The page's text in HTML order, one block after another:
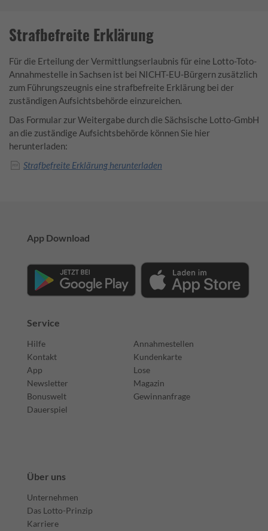
Strafbefreite Erklärung
Für die Erteilung der Vermittlungserlaubnis für eine Lotto-Toto-
Annahmestelle in Sachsen ist bei NICHT-EU-Bürgern zusätzlich
zum Führungszeugnis eine strafbefreite Erklärung bei der
zuständigen Aufsichtsbehörde einzureichen.
Das Formular zur Weitergabe durch die Sächsische Lotto-GmbH
an die zuständige Aufsichtsbehörde können Sie hier
herunterladen:
Strafbefreite Erklärung herunterladen
App Download
Service
Hilfe
Kontakt
App
Newsletter
Bonuswelt
Dauerspiel
Annahmestellen
Kundenkarte
Lose
Magazin
Gewinnanfrage
Über uns
Unternehmen
Das Lotto-Prinzip
Karriere